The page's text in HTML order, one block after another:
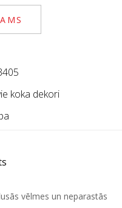
koka dekori
vēlmes un neparastās